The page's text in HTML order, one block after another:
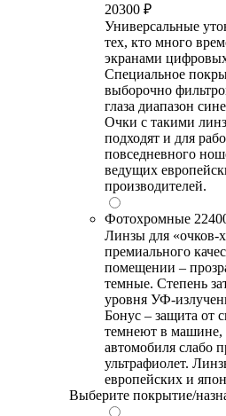
20300 ₽
Универсальные
тех, кто много
экранами
Специальное
выборочно
глаза диапазон
Очки с такими
подходят и для
повседневного
ведущих
производителей.
Фотохромные
Линзы для «очков-
премиального
помещении –
темные. Степень
уровня УФ-
Бонус – защита от
темнеют в машине,
автомобиля слабо
ультрафиолет.
европейских и
Выберите покрытие/